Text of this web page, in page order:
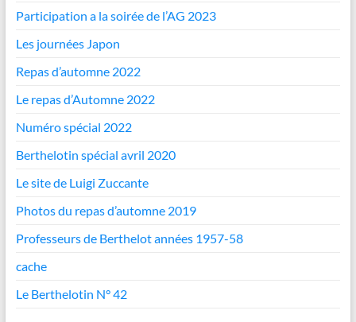
Participation a la soirée de l’AG 2023
Les journées Japon
Repas d’automne 2022
Le repas d’Automne 2022
Numéro spécial 2022
Berthelotin spécial avril 2020
Le site de Luigi Zuccante
Photos du repas d’automne 2019
Professeurs de Berthelot années 1957-58
cache
Le Berthelotin N° 42